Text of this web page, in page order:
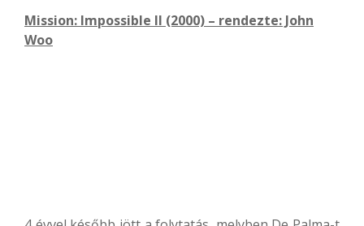
Mission: Impossible II (2000) – rendezte: John
Woo